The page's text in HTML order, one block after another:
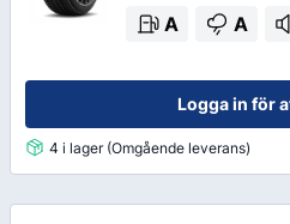
A A
Logga in för
4 i lager (Omgående leverans)